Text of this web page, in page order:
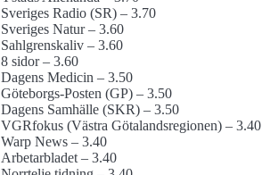
Sveriges Radio (SR) – 3.70
Sveriges Natur – 3.60
Sahlgrenskaliv – 3.60
8 sidor – 3.60
Dagens Medicin – 3.50
Göteborgs-Posten (GP) – 3.50
Dagens Samhälle (SKR) – 3.50
VGRfokus (Västra Götalands­regionen) – 3.40
Warp News – 3.40
Arbetarbladet – 3.40